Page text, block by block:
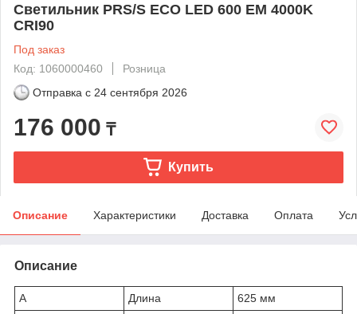
Светильник PRS/S ECO LED 600 EM 4000K
CRI90
Под заказ
Код: 1060000460
Розница
Отправка с 24 сентября 2026
176 000 ₸
Купить
Описание Характеристики Доставка Оплата
Описание
A Длина
625 мм